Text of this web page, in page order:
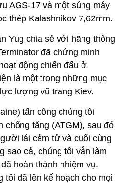
AGS-17 và một súng máy
thép Kalashnikov 7,62mm.
Yug chia sẻ với hãng thông
đã chứng minh
động chiến đấu ở
là một trong những mục
lượng vũ trang Kiev.
tấn công chúng tôi
chống tăng (ATGM), sau đó
lái cảm tử và cuối cùng
sao cả, chúng tôi vẫn làm
hoàn thành nhiệm vụ.
tôi đã lên kế hoạch cho mọi